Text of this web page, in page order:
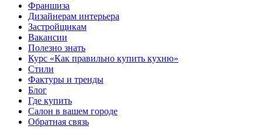
Франшиза
Дизайнерам интерьера
Застройщикам
Вакансии
Полезно знать
Курс «Как правильно купить кухню»
Cтили
Фактуры и тренды
Блог
Где купить
Салон в вашем городе
Обратная связь